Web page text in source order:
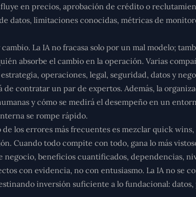
en precios, aprobación de crédito o
datos, limitaciones conocidas, métricas de
. La IA no fracasa solo por un mal modelo;
absorbe el cambio en la operación. Varias
operaciones, legal, seguridad, datos y
contratar un par de expertos. Además, la
y cómo se medirá el desempeño en un
se rompe rápido.
de los errores más frecuentes es mezclar quick wins,
Cuando todo compite con todo, gana lo más
beneficios cuantificados, dependencias,
con evidencia, no con entusiasmo. La IA no se
inversión suficiente a lo fundacional: datos,